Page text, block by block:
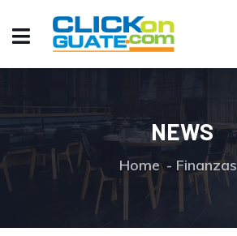
NEWS
Home Finanzas